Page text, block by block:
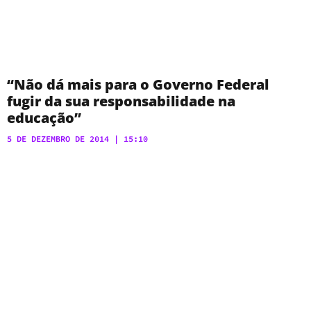
“Não dá mais para o Governo Federal
fugir da sua responsabilidade na
educação”
5 DE DEZEMBRO DE 2014 15:10